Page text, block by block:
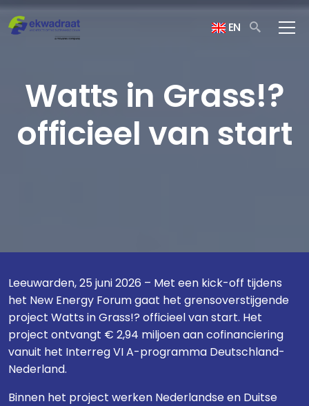
EN
Watts in Grass!?
officieel van start
Leeuwarden, 25 juni 2026 – Met een kick-off tijdens
het New Energy Forum gaat het grensoverstijgende
project Watts in Grass!? officieel van start. Het
project ontvangt € 2,94 miljoen aan cofinanciering
vanuit het Interreg VI A-programma Deutschland-
Nederland.
Binnen het project werken Nederlandse en Duitse